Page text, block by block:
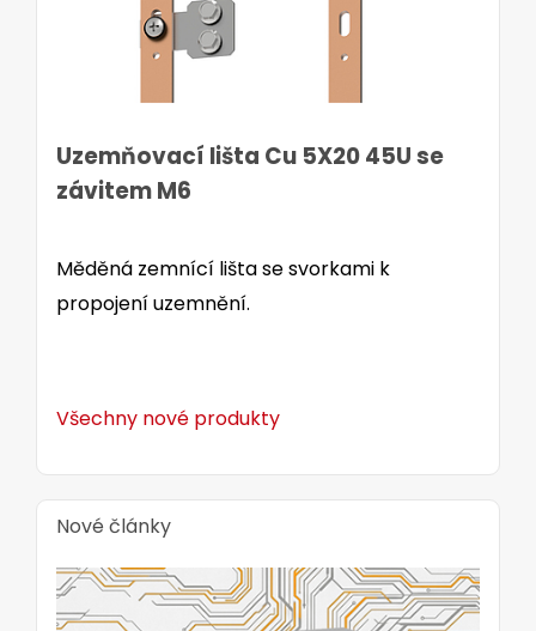
Uzemňovací lišta Cu 5X20 45U se
závitem M6
Měděná zemnící lišta se svorkami k
propojení uzemnění.
Všechny nové produkty
Nové články